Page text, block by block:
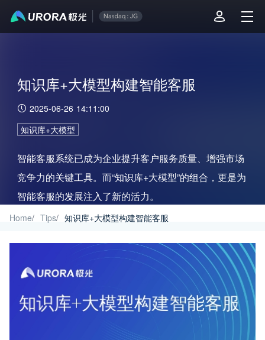
知识库+大模型构建智能客服
2025-06-26 14:11:00
知识库+大模型
智能客服系统已成为企业提升客户服务质量、增强市场
竞争力的关键工具。而“知识库+大模型”的组合，更是为
智能客服的发展注入了新的活力。
Home/ Tips/ 知识库+大模型构建智能客服